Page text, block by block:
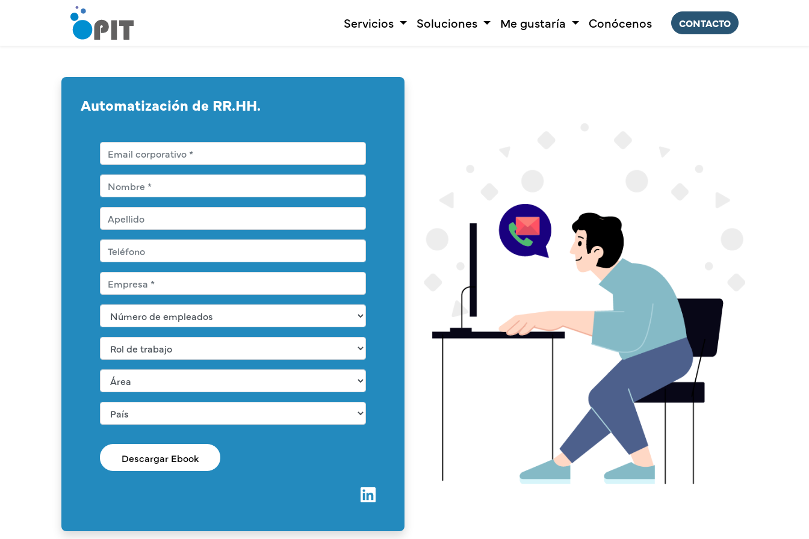
Servicios Soluciones Me gustaría Conócenos CONTACTO
Automatización de RR.HH.
Descargar Ebook